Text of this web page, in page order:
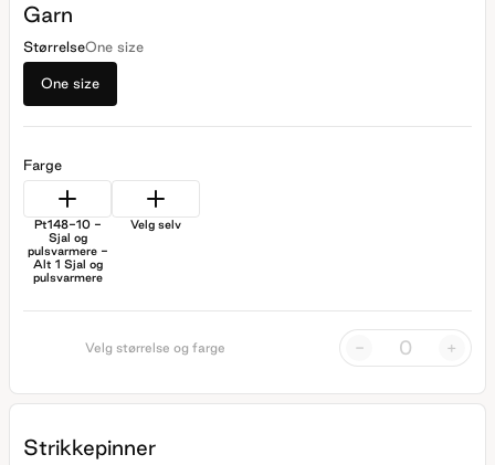
Garn
StørrelseOne size
One size
Farge
Pt148-10 -
Sjal og
pulsvarmere -
Alt 1 Sjal og
pulsvarmere
Velg selv
Velg størrelse og farge - +
Strikkepinner